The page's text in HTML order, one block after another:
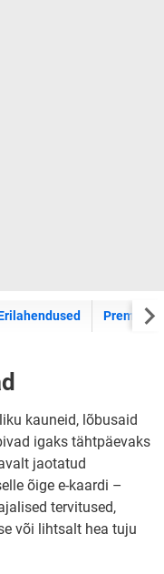
Premium
kauneid, lõbusaid
igaks tähtpäevaks
jaotatud
õige e-kaardi –
tervitused,
või lihtsalt hea tuju